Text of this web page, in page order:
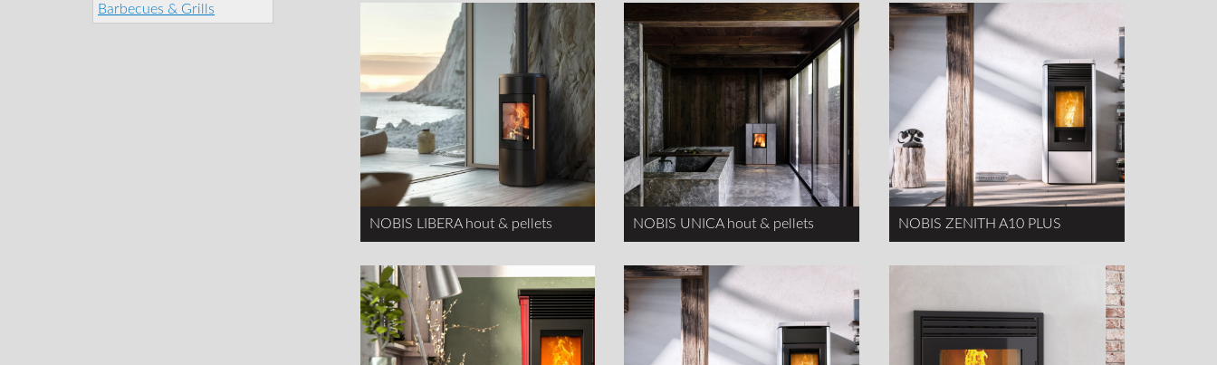
Barbecues & Grills
NOBIS LIBERA hout & pellets NOBIS UNICA hout & pellets NOBIS ZENITH A10 PLUS